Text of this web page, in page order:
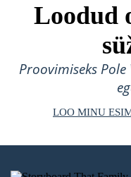
Loodud
Proovimiseks
LOO MINU